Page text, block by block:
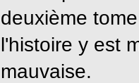
deuxième
l'histoire y est
mauvaise.